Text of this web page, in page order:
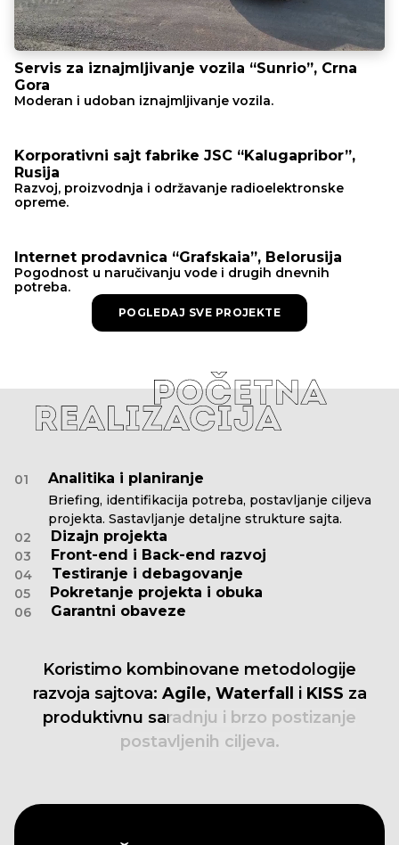
Servis za iznajmljivanje vozila “Sunrio”, Crna
Gora
Moderan i udoban iznajmljivanje vozila.
Korporativni sajt fabrike JSC “Kalugapribor”,
Rusija
Razvoj, proizvodnja i održavanje radioelektronske
opreme.
Internet prodavnica “Grafskaia”, Belorusija
Pogodnost u naručivanju vode i drugih dnevnih
potreba.
POGLEDAJ SVE PROJEKTE
01 Analitika i planiranje
Briefing, identifikacija potreba, postavljanje ciljeva
projekta. Sastavljanje detaljne strukture sajta.
02
Dizajn projekta
03 Front-end i Back-end razvoj
04 Testiranje i debagovanje
05 Pokretanje projekta i obuka
06 Garantni obaveze
Koristimo kombinovane metodologije
razvoja sajtova: Agile, Waterfall i KISS za
produktivnu saradnju i brzo postizanje
postavljenih ciljeva.